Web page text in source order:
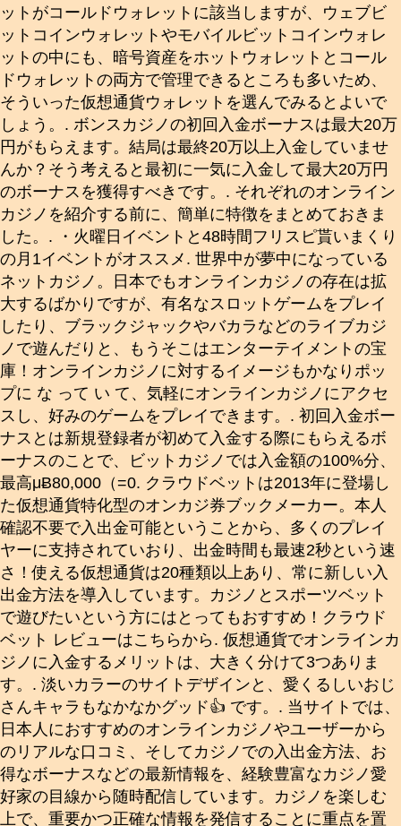
ットがコールドウォレットに該当しますが、ウェブビ
ットコインウォレットやモバイルビットコインウォレ
ットの中にも、暗号資産をホットウォレットとコール
ドウォレットの両方で管理できるところも多いため、
そういった仮想通貨ウォレットを選んでみるとよいで
しょう。. ボンスカジノの初回入金ボーナスは最大20万
円がもらえます。結局は最終20万以上入金していませ
んか？そう考えると最初に一気に入金して最大20万円
のボーナスを獲得すべきです。. それぞれのオンライン
カジノを紹介する前に、簡単に特徴をまとめておきま
した。. ・火曜日イベントと48時間フリスピ貰いまくり
の月1イベントがオススメ. 世界中が夢中になっている
ネットカジノ。日本でもオンラインカジノの存在は拡
大するばかりですが、有名なスロットゲームをプレイ
したり、ブラックジャックやバカラなどのライブカジ
ノで遊んだりと、もうそこはエンターテイメントの宝
庫！オンラインカジノに対するイメージもかなりポッ
プに な って い て、気軽にオンラインカジノにアクセ
スし、好みのゲームをプレイできます。. 初回入金ボー
ナスとは新規登録者が初めて入金する際にもらえるボ
ーナスのことで、ビットカジノでは入金額の100%分、
最高μɃ80,000（=0. クラウドベットは2013年に登場し
た仮想通貨特化型のオンカジ券ブックメーカー。本人
確認不要で入出金可能ということから、多くのプレイ
ヤーに支持されていおり、出金時間も最速2秒という速
さ！使える仮想通貨は20種類以上あり、常に新しい入
出金方法を導入しています。カジノとスポーツベット
で遊びたいという方にはとってもおすすめ！クラウド
ベット レビューはこちらから. 仮想通貨でオンラインカ
ジノに入金するメリットは、大きく分けて3つありま
す。. 淡いカラーのサイトデザインと、愛くるしいおじ
さんキャラもなかなかグッド👍 です。. 当サイトでは、
日本人におすすめのオンラインカジノやユーザーから
のリアルな口コミ、そしてカジノでの入出金方法、お
得なボーナスなどの最新情報を、経験豊富なカジノ愛
好家の目線から随時配信しています。カジノを楽しむ
上で、重要かつ正確な情報を発信することに重点を置